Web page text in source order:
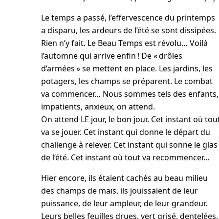
Le temps a passé, l’effervescence du printemps
a disparu, les ardeurs de l’été se sont dissipées.
Rien n’y fait. Le Beau Temps est révolu… Voilà
l’automne qui arrive enfin ! De « drôles
d’armées » se mettent en place. Les jardins, les
potagers, les champs se préparent. Le combat
va commencer… Nous sommes tels des enfants,
impatients, anxieux, on attend.
On attend LE jour, le bon jour. Cet instant où
va se jouer. Cet instant qui donne le départ du
challenge à relever. Cet instant qui sonne le glas
de l’été. Cet instant où tout va recommencer…
Hier encore, ils étaient cachés au beau milieu
des champs de maïs, ils jouissaient de leur
puissance, de leur ampleur, de leur grandeur.
Leurs belles feuilles drues, vert grisé, dentelées,